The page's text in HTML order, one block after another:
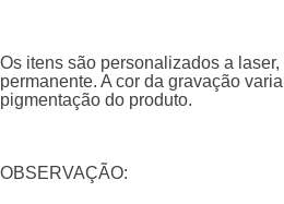
Os itens são personalizados a
permanente. A cor da gravação
pigmentação do produto.
OBSERVAÇÃO: